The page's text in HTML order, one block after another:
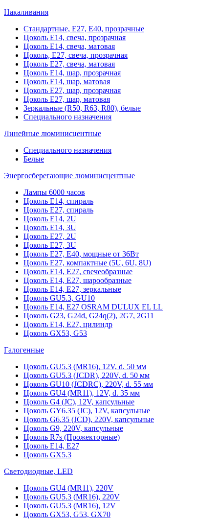
Накаливания
Стандартные, Е27, Е40, прозрачные
Цоколь Е14, свеча, прозрачная
Цоколь Е14, свеча, матовая
Цоколь, Е27, свеча, прозрачная
Цоколь Е27, свеча, матовая
Цоколь Е14, шар, прозрачная
Цоколь Е14, шар, матовая
Цоколь Е27, шар, прозрачная
Цоколь Е27, шар, матовая
Зеркальные (R50, R63, R80), белые
Специального назначения
Линейные люминисцентные
Специального назначения
Белые
Энергосберегающие люминисцентные
Лампы 6000 часов
Цоколь Е14, спираль
Цоколь Е27, спираль
Цоколь Е14, 2U
Цоколь Е14, 3U
Цоколь Е27, 2U
Цоколь Е27, 3U
Цоколь Е27, Е40, мощные от 36Вт
Цоколь Е27, компактные (5U, 6U, 8U)
Цоколь Е14, Е27, свечеобразные
Цоколь Е14, Е27, шарообразные
Цоколь Е14, Е27, зеркальные
Цоколь GU5.3, GU10
Цоколь Е14, Е27 OSRAM DULUX EL LL
Цоколь G23, G24d, G24q(2), 2G7, 2G11
Цоколь Е14, Е27, цилиндр
Цоколь GX53, G53
Галогенные
Цоколь GU5.3 (MR16), 12V, d. 50 мм
Цоколь GU5.3 (JCDR), 220V, d. 50 мм
Цоколь GU10 (JCDRC), 220V, d. 55 мм
Цоколь GU4 (MR11), 12V, d. 35 мм
Цоколь G4 (JC), 12V, капсульные
Цоколь GY6.35 (JC), 12V, капсульные
Цоколь G6.35 (JCD), 220V, капсульные
Цоколь G9, 220V, капсульные
Цоколь R7s (Прожекторные)
Цоколь E14, E27
Цоколь GX5.3
Светодиодные, LED
Цоколь GU4 (MR11), 220V
Цоколь GU5.3 (MR16), 220V
Цоколь GU5.3 (MR16), 12V
Цоколь GX53, G53, GX70